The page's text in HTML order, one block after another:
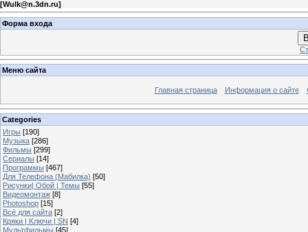
[Wulk@n.3dn.ru]
Форма входа
Меню сайта
Главная страница Информация о сайте
Categories
Игры [190]
Музыка [286]
Фильмы [299]
Сериалы [14]
Программы [467]
Для Телефона (Мабилка) [50]
Рисунки| Обой | Темы [55]
Видеомонтаж [8]
Photoshop [15]
Всё для сайта [2]
Кряки | Kлючи | SN [4]
Мультфильмы [45]